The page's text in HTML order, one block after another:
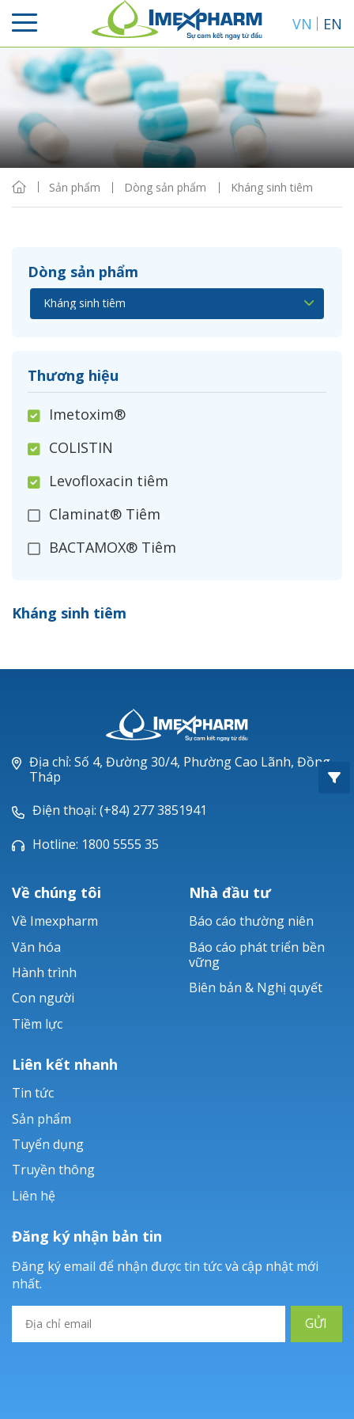
VN EN
Sản phẩm Dòng sản phẩm Kháng sinh tiêm
Dòng sản phẩm
Thương hiệu
Imetoxim®
COLISTIN
Levofloxacin tiêm
Claminat® Tiêm
BACTAMOX® Tiêm
Ceftizoxim®
Piperacillin
Ticarlinat®
Zobacta®
Bacsulfo®
Kháng sinh tiêm
Sắp xếp
Hiển thị
Địa chỉ: Số 4, Đường 30/4, Phường Cao Lãnh, Đồng
Tháp
Điện thoại: (+84) 277 3851941
Hotline: 1800 5555 35
Về chúng tôi
Về Imexpharm
Văn hóa
Hành trình
Con người
Tiềm lực
Nhà đầu tư
Báo cáo thường niên
Báo cáo phát triển bền
vững
Biên bản & Nghị quyết
Liên kết nhanh
Tin tức
Sản phẩm
Tuyển dụng
Truyền thông
Liên hệ
Đăng ký nhận bản tin
Đăng ký email để nhận được tin tức và cập nhật mới
nhất.
GỬI